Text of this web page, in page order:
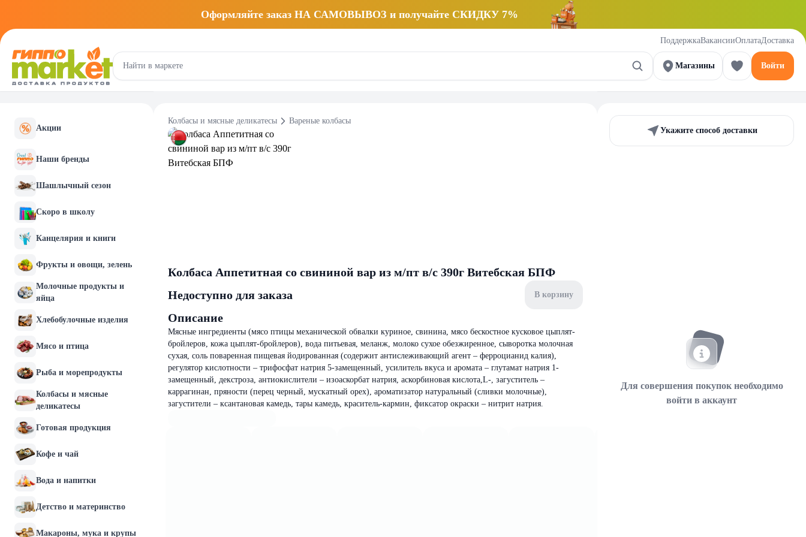
Оформляйте заказ НА САМОВЫВОЗ и получайте СКИДКУ 7%
ПоддержкаВакансииОплатаДоставка
Магазины Войти
Акции
Наши бренды
Шашлычный сезон
Скоро в школу
Канцелярия и книги
Фрукты и овощи, зелень
Молочные продукты и
яйца
Хлебобулочные изделия
Мясо и птица
Рыба и морепродукты
Колбасы и мясные
деликатесы
Готовая продукция
Кофе и чай
Вода и напитки
Детство и материнство
Макароны, мука и крупы
Колбасы и мясные деликатесы Вареные колбасы
Колбаса Аппетитная со свининой вар из м/пт в/с 390г Витебская БПФ
Недоступно для заказа
В корзину
Описание
Мясные ингредиенты (мясо птицы механической обвалки куриное, свинина, мясо бескостное кусковое цыплят-
бройлеров, кожа цыплят-бройлеров), вода питьевая, меланж, молоко сухое обезжиренное, сыворотка молочная
сухая, соль поваренная пищевая йодированная (содержит антислеживающий агент – ферроцианид калия),
регулятор кислотности – трифосфат натрия 5-замещенный, усилитель вкуса и аромата – глутамат натрия 1-
замещенный, декстроза, антиокислители – изоаскорбат натрия, аскорбиновая кислота,L-, загуститель –
каррагинан, пряности (перец черный, мускатный орех), ароматизатор натуральный (сливки молочные),
загустители – ксантановая камедь, тары камедь, краситель-кармин, фиксатор окраски – нитрит натрия.
Укажите способ доставки
Для совершения покупок необходимо
войти в аккаунт